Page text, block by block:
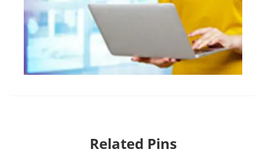
Related Pins